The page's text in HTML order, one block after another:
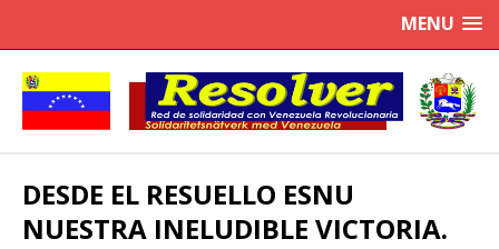
MENU
DESDE EL RESUELLO ESNU
NUESTRA INELUDIBLE VICTORIA.